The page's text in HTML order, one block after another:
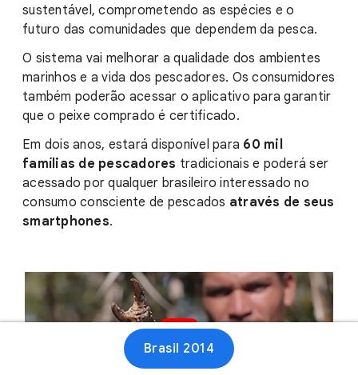
sustentável, comprometendo as espécies e o
futuro das comunidades que dependem da pesca.
O sistema vai melhorar a qualidade dos ambientes
marinhos e a vida dos pescadores. Os consumidores
também poderão acessar o aplicativo para garantir
que o peixe comprado é certificado.
Em dois anos, estará disponível para 60 mil
famílias de pescadores tradicionais e poderá ser
acessado por qualquer brasileiro interessado no
consumo consciente de pescados através de seus
smartphones.
Reproduzir vídeo
Brasil 2014